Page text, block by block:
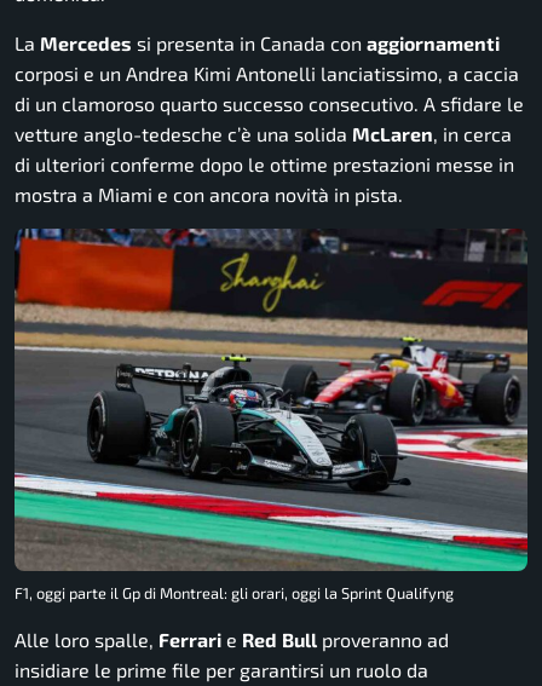
La Mercedes si presenta in Canada con aggiornamenti
corposi e un Andrea Kimi Antonelli lanciatissimo, a caccia
di un clamoroso quarto successo consecutivo. A sfidare le
vetture anglo-tedesche c’è una solida McLaren , in cerca
di ulteriori conferme dopo le ottime prestazioni messe in
mostra a Miami e con ancora novità in pista.
F1, oggi parte il Gp di Montreal: gli orari, oggi la Sprint Qualifyng
Alle loro spalle, Ferrari e Red Bull proveranno ad
insidiare le prime file per garantirsi un ruolo da